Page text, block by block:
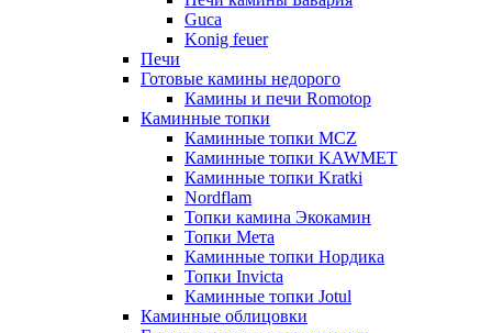
Guca
Konig feuer
Печи
Готовые камины недорого
Камины и печи Romotop
Каминные топки
Каминные топки MCZ
Каминные топки KAWMET
Каминные топки Kratki
Nordflam
Топки камина Экокамин
Топки Мета
Каминные топки Нордика
Топки Invicta
Каминные топки Jotul
Каминные облицовки